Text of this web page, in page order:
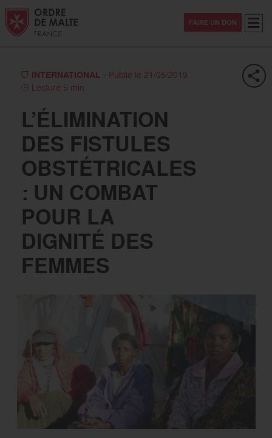
Aller au contenu
Aller à la recherche
Aller au menu
FAIRE UN DON
INTERNATIONAL - Publié le 21/05/2019
Lecture 5 min
L’ÉLIMINATION
DES FISTULES
OBSTÉTRICALES
: UN COMBAT
POUR LA
DIGNITÉ DES
FEMMES